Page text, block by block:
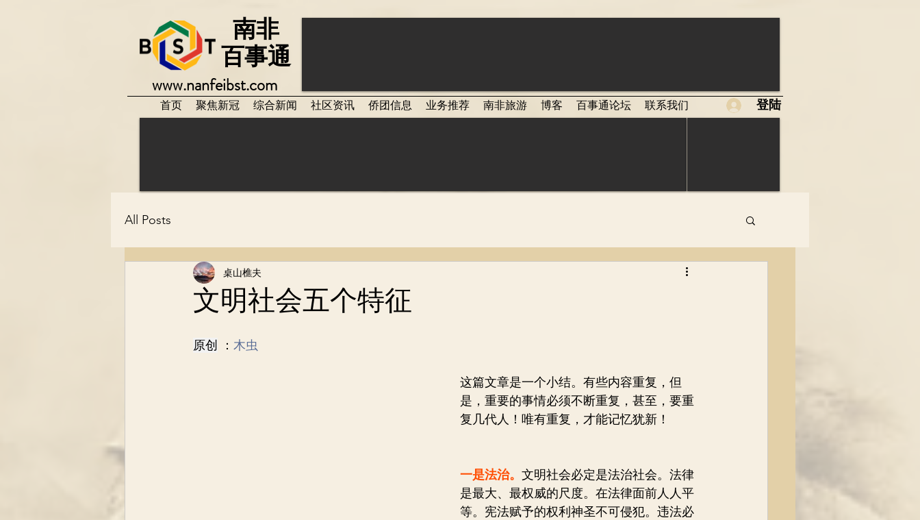
www.nanfeibst.com
百事通
南非
登陆
首页 聚焦新冠 综合新闻 社区资讯 侨团信息 业务推荐 南非旅游 博客 百事通论坛 联系我们
All Posts
文明社会五个特征
桌山樵夫
原创 ： 木虫
这篇文章是一个小结。有些内容重复，但
是，重要的事情必须不断重复，甚至，要重
复几代人！唯有重复，才能记忆犹新！
一是法治。 文明社会必定是法治社会。法律
是最大、最权威的尺度。在法律面前人人平
等。宪法赋予的权利神圣不可侵犯。违法必